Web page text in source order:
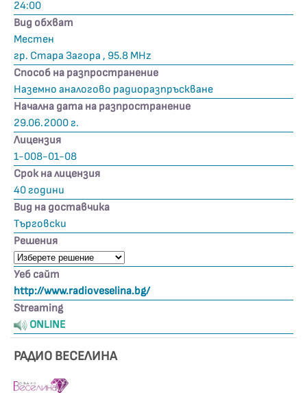
24:00
Вид обхват
Местен
гр. Стара Загора , 95.8 MHz
Способ на разпространение
Наземно аналогово радиоразпръскване
Начална дата на разпространение
29.06.2000 г.
Лицензия
1-008-01-08
Срок на лицензия
40 години
Вид на доставчика
Търговски
Решения
Уеб сайт
http://www.radioveselina.bg/
Streaming
ONLINE
РАДИО ВЕСЕЛИНА